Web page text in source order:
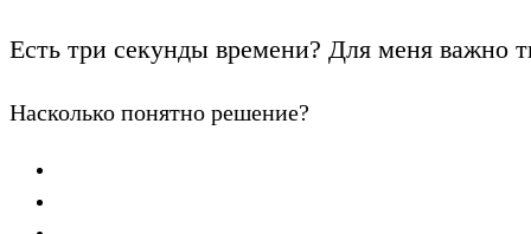
Есть три секунды времени? Для меня важно
Насколько понятно решение?